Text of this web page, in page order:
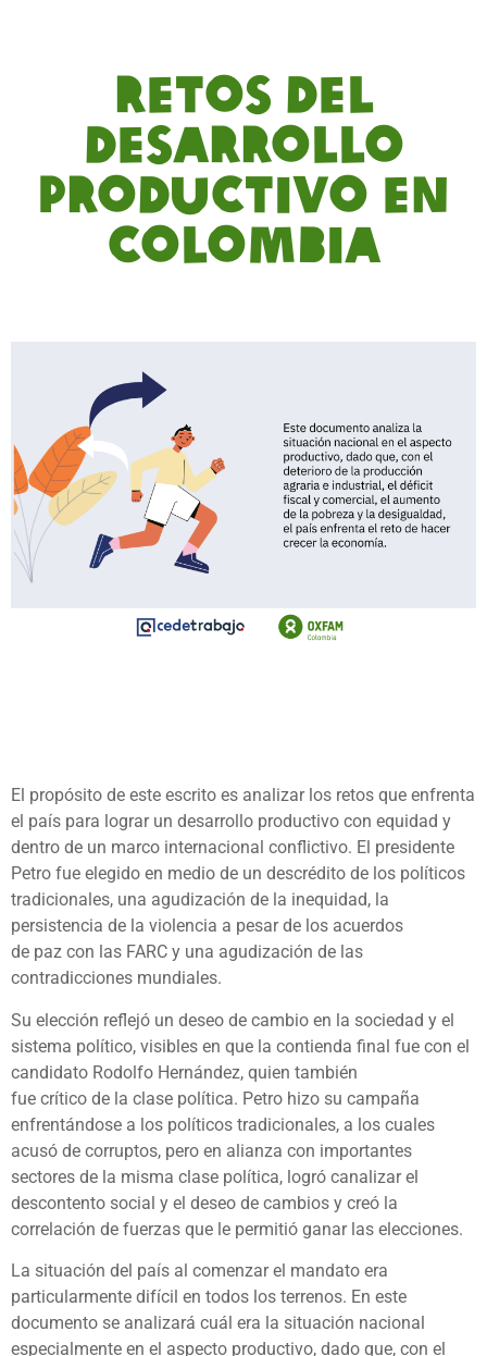
Retos del
desarrollo
productivo en
Colombia
El propósito de este escrito es analizar los retos que enfrenta
el país para lograr un desarrollo productivo con equidad y
dentro de un marco internacional conflictivo. El presidente
Petro fue elegido en medio de un descrédito de los políticos
tradicionales, una agudización de la inequidad, la
persistencia de la violencia a pesar de los acuerdos
de paz con las FARC y una agudización de las
contradicciones mundiales.
Su elección reflejó un deseo de cambio en la sociedad y el
sistema político, visibles en que la contienda final fue con el
candidato Rodolfo Hernández, quien también
fue crítico de la clase política. Petro hizo su campaña
enfrentándose a los políticos tradicionales, a los cuales
acusó de corruptos, pero en alianza con importantes
sectores de la misma clase política, logró canalizar el
descontento social y el deseo de cambios y creó la
correlación de fuerzas que le permitió ganar las elecciones.
La situación del país al comenzar el mandato era
particularmente difícil en todos los terrenos. En este
documento se analizará cuál era la situación nacional
especialmente en el aspecto productivo, dado que, con el